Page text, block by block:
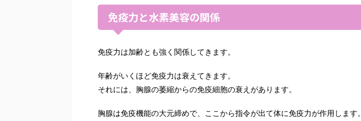
免疫力と水素美容の関係
免疫力は加齢とも強く関係してきます。
年齢がいくほど免疫力は衰えてきます。
それには、胸腺の萎縮からの免疫細胞の衰えがあります。
胸腺は免疫機能の大元締めで、ここから指令が出て体に免疫力が作用します。